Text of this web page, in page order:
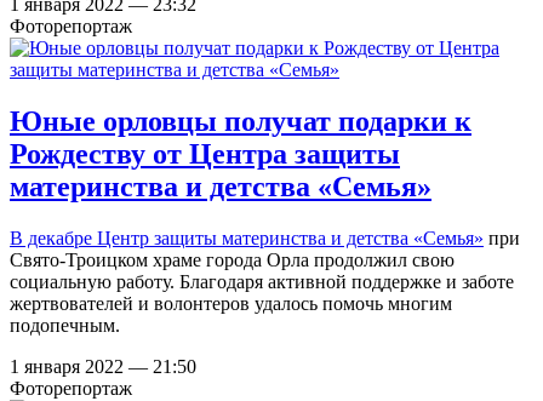
1 января 2022 — 23:32
Фоторепортаж
Юные орловцы получат подарки к
Рождеству от Центра защиты
материнства и детства «Семья»
В декабре Центр защиты материнства и детства «Семья» при
Свято-Троицком храме города Орла продолжил свою
социальную работу. Благодаря активной поддержке и заботе
жертвователей и волонтеров удалось помочь многим
подопечным.
1 января 2022 — 21:50
Фоторепортаж